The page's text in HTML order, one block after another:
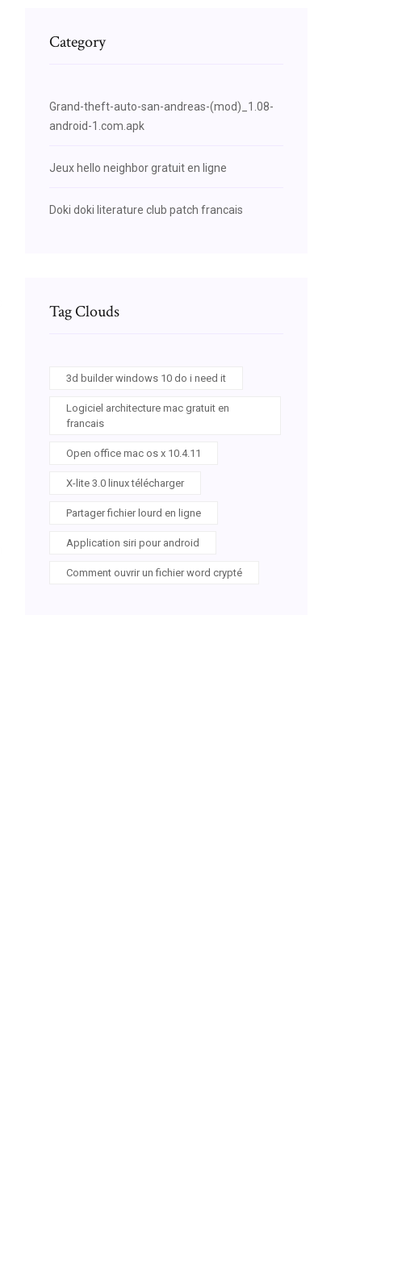
Category
Grand-theft-auto-san-andreas-(mod)_1.08-
android-1.com.apk
Jeux hello neighbor gratuit en ligne
Doki doki literature club patch francais
Tag Clouds
3d builder windows 10 do i need it
Logiciel architecture mac gratuit en
francais
Open office mac os x 10.4.11
X-lite 3.0 linux télécharger
Partager fichier lourd en ligne
Application siri pour android
Comment ouvrir un fichier word crypté